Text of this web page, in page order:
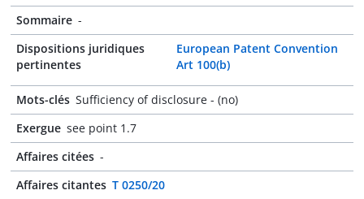
Sommaire -
Dispositions juridiques
pertinentes
European Patent Convention
Art 100(b)
Mots-clés Sufficiency of disclosure - (no)
Exergue see point 1.7
Affaires citées -
Affaires citantes T 0250/20